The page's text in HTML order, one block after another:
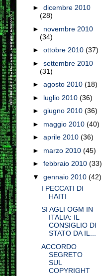
►dicembre 2010
(28)
► novembre 2010
(34)
►ottobre 2010(37)
►settembre 2010
(31)
►agosto 2010(18)
► luglio 2010(36)
►giugno 2010(36)
► maggio 2010(40)
►aprile 2010(36)
► marzo 2010(45)
►febbraio 2010(33)
▼gennaio 2010(42)
I PECCATI DI
HAITI
SI AGLI OGM IN
ITALIA: IL
CONSIGLIO DI
STATO DA IL...
ACCORDO
SEGRETO
SUL
COPYRIGHT